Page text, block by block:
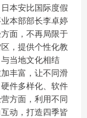
本安比国际度假
本部部长李卓婷
面，不再局限于
，提供个性化教
当地文化相结
丰富，让不同滑
件多样化、软件
方面，利用不同
动，打造四季皆